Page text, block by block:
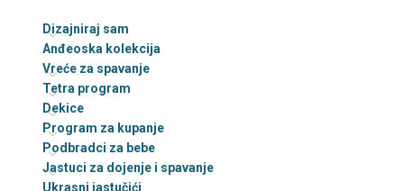
Dizajniraj sam
Anđeoska kolekcija
Vreće za spavanje
Tetra program
Dekice
Program za kupanje
Podbradci za bebe
Jastuci za dojenje i spavanje
Ukrasni jastučići